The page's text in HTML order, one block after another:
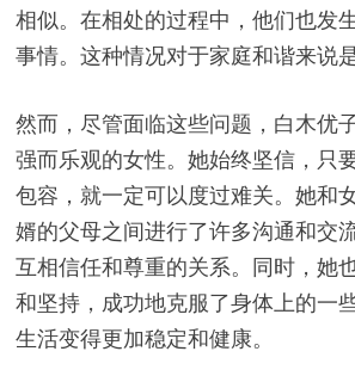
相似。在相处的过程中，他们也发
事情。这种情况对于家庭和谐来说
然而，尽管面临这些问题，白木优
强而乐观的女性。她始终坚信，只
包容，就一定可以度过难关。她和
婿的父母之间进行了许多沟通和交
互相信任和尊重的关系。同时，她
和坚持，成功地克服了身体上的一
生活变得更加稳定和健康。